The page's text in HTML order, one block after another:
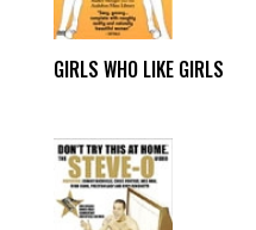
GIRLS WHO LIKE GIRLS